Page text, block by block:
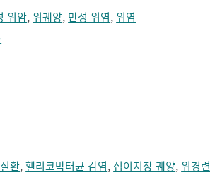
위암,위궤양, 만성 위염,위염
환,헬리코박터균 감염, 십이지장 궤양,위경련